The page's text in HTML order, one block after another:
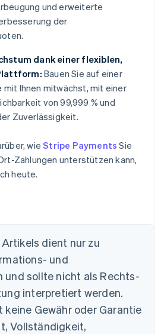
und erweiterte
der
dank einer flexiblen,
Bauen Sie auf einer
mit Ihnen mitwächst, mit einer
von 99,999 % und
Zuverlässigkeit.
wieStripe Payments Sie
Zahlungen unterstützen kann,
heute.
dient nur zu
und
und sollte nicht als Rechts-
interpretiert werden.
Gewähr oder Garantie
Vollständigkeit,
DeutschEnglish